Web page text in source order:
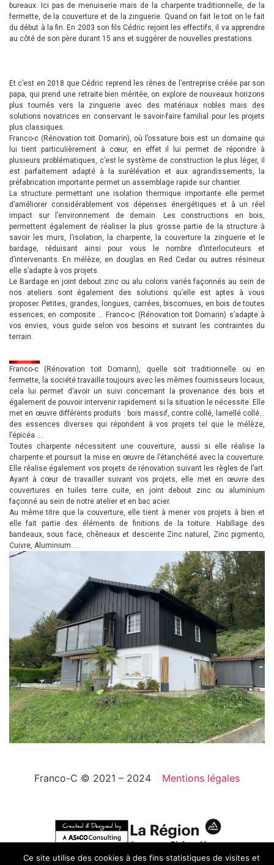
bureaux. Ici pas de menuiserie mais de la charpente traditionnelle, de la
fermette, de la couverture et de la zinguerie. Quand on fait le toit on le fait
du début à la fin. En 2003 son fils Cédric rejoint les effectifs, il va apprendre
au côté de son père durant 15 ans et suggérer de nouvelles prestations.
Et c’est en 2018 que Cédric reprend les rênes de l’entreprise créée par son
papa, qui prend une retraite bien méritée, on explore de nouveaux horizons
plus tournés vers la zinguerie avec des matériaux nobles mais des
solutions novatrices en conservant le savoir-faire familial pour les projets
plus classiques.
Franco-c (Rénovation toit Domarin), où l’ossature bois est un domaine qui
lui tient particulièrement à cœur, en effet il lui permet de répondre à
plusieurs problématiques, c’est le système de construction le plus léger, il
est parfaitement adapté à la surélévation et aux agrandissements, la
préfabrication importante permet un assemblage rapide sur chantier.
La structure permettant une isolation thermique importante elle permet
d’améliorer considérablement vos dépenses énergétiques et à un réel
impact sur l’environnement de demain. Les constructions en bois,
permettent également de réaliser la plus grosse partie de la structure à
savoir les murs, l’isolation, la charpente, la couverture la zinguerie et le
bardage, réduisant ainsi pour vous le nombre d’interlocuteurs et
d’intervenants. En mélèze, en douglas en Red Cedar ou autres résineux
elle s’adapte à vos projets.
Le Bardage en joint debout zinc ou alu coloris variés façonnés au sein de
nos ateliers sont également des solutions qu’elle est aptes à vous
proposer. Petites, grandes, longues, carrées, biscornues, en bois de toutes
essences, en composite … Franco-c (Rénovation toit Domarin) s’adapte à
vos envies, vous guide selon vos besoins et suivant les contraintes du
terrain.
Franco-c (Rénovation toit Domarin), quelle soit traditionnelle ou en
fermette, la société travaille toujours avec les mêmes fournisseurs locaux,
cela lui permet d’avoir un suivi concernant la provenance des bois et
également de pouvoir intervenir rapidement si la situation le nécessite. Elle
met en œuvre différents produits : bois massif, contre collé, lamellé collé…
des essences diverses qui répondent à vos projets tel que le mélèze,
l’épicéa ….
Toutes charpente nécessitent une couverture, aussi si elle réalise la
charpente et poursuit la mise en œuvre de l’étanchéité avec la couverture.
Elle réalise également vos projets de rénovation suivant les règles de l’art.
Ayant à cœur de travailler suivant vos projets, elle met en œuvre des
couvertures en tuiles terre cuite, en joint debout zinc ou aluminium
façonné au sein de notre atelier et en bac acier.
Au même titre que la couverture, elle tient à mener vos projets à bien et
elle fait partie des éléments de finitions de la toiture. Habillage des
bandeaux, sous face, chêneaux et descente Zinc naturel, Zinc pigmento,
Cuivre, Aluminium ….
Franco-C © 2021 – 2024 Mentions légales
Ce site utilise des cookies à des fins statistiques de visites et